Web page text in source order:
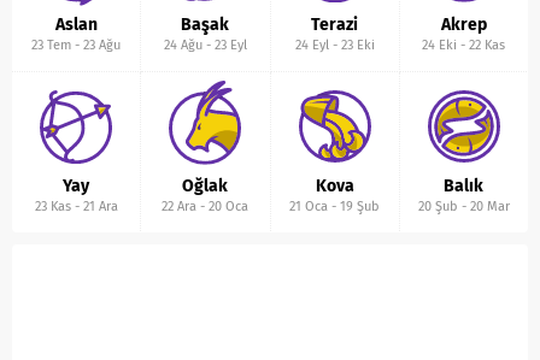
Aslan
23 Tem -23 Ağu
Başak
24 Ağu- 23 Eyl
Terazi
24 Eyl- 23 Eki
Akrep
24 Eki -22 Kas
Yay
23 Kas- 21 Ara
Oğlak
22 Ara -20 Oca
Kova
21 Oca -19 Şub
Balık
20 Şub - 20 Mar